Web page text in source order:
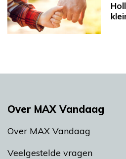
Over MAX Vandaag
Over MAX Vandaag
Veelgestelde vragen